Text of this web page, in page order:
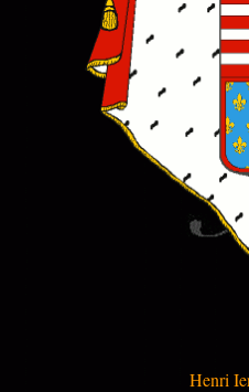
Henri